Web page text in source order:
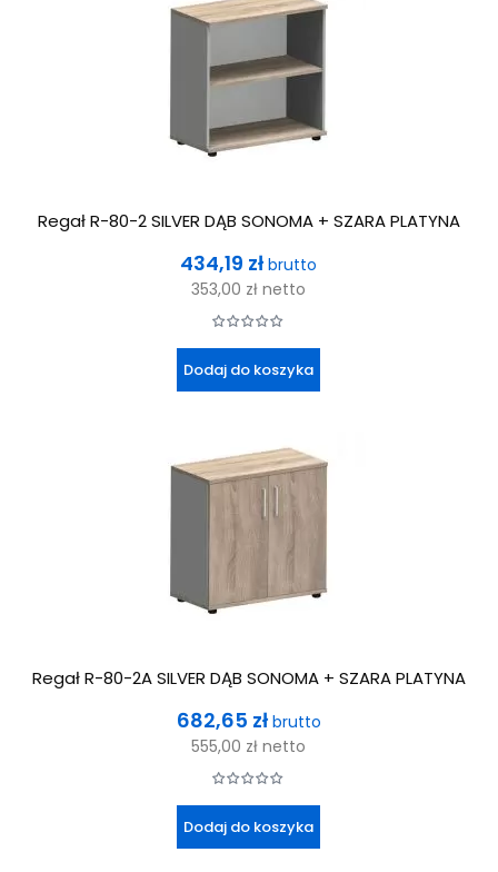
Regał R-80-2 SILVER DĄB SONOMA + SZARA PLATYNA
Cena
434,19 zł brutto
353,00 zł netto
Dodaj do koszyka
Regał R-80-2A SILVER DĄB SONOMA + SZARA PLATYNA
Cena
682,65 zł brutto
555,00 zł netto
Dodaj do koszyka